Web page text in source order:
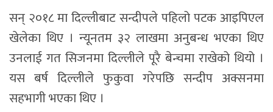
सन् २०१८ मा दिल्लीबाट सन्दीपले पहिलो पटक आइपिएल
खेलेका थिए । न्यूनतम ३२ लाखमा अनुबन्ध भएका थिए
उनलाई गत सिजनमा दिल्लीले पूरै बेन्चमा राखेको थियो ।
यस बर्ष दिल्लीले फुकुवा गरेपछि सन्दीप अक्सनमा
सहभागी भएका थिए ।